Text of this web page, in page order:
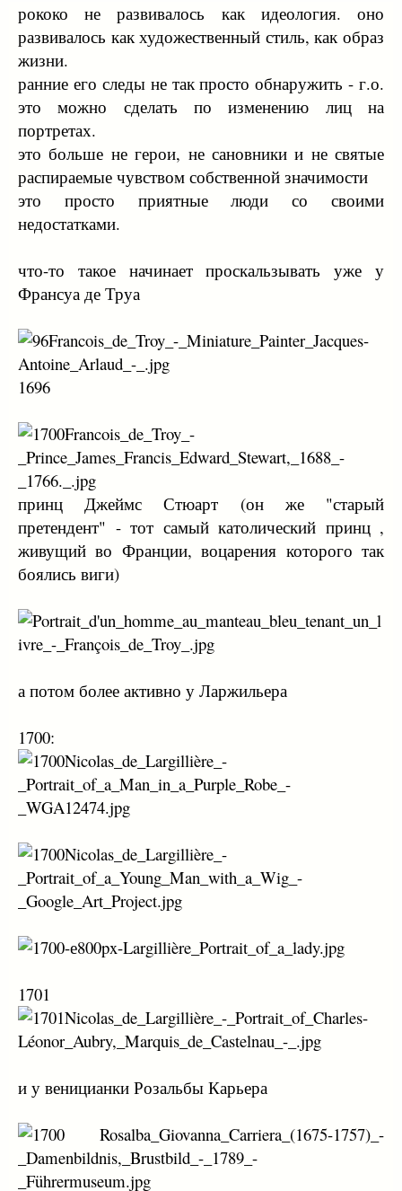
рококо не развивалось как идеология. оно
развивалось как художественный стиль, как образ
жизни.
ранние его следы не так просто обнаружить - г.о.
это можно сделать по изменению лиц на
портретах.
это больше не герои, не сановники и не святые
распираемые чувством собственной значимости
это просто приятные люди со своими
недостатками.
что-то такое начинает проскальзывать уже у
Франсуа де Труа
1696
принц Джеймс Стюарт (он же "старый
претендент" - тот самый католический принц ,
живущий во Франции, воцарения которого так
боялись виги)
а потом более активно у Ларжильера
1700:
1701
и у веницианки Розальбы Карьера